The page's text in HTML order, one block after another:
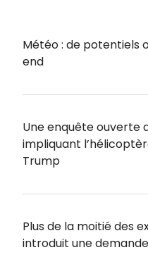
Météo : de potentiels
end
Une enquête ouverte
impliquant
Trump
Plus de la moitié des
introduit une